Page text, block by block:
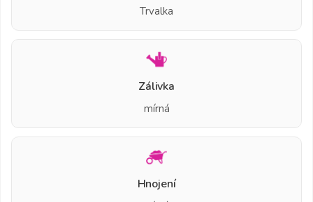
Trvalka
Zálivka
mírná
Hnojení